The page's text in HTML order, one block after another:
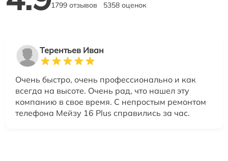
1799 отзывов 5358 оценок
Терентьев Иван
Очень быстро, очень профессионально и как
всегда на высоте. Очень рад, что нашел эту
компанию в свое время. С непростым ремонтом
телефона Мейзу 16 Plus справились за час.